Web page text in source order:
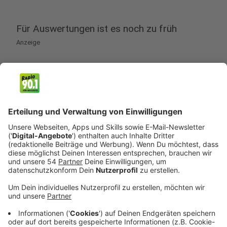
Für Auswertungen ist es noch zu früh
Anzeige
Die Auswirkungen des sogenannten Lockdowns auf
die Luftqualität lassen sich zum jetzigen Zeitpunkt
nur einen kurzfristigen Effekt. Fakt ist aber: Gibt es
weniger Verkehr und weniger Industrieprozesse,
werden weniger Emissionen produziert, hat das alles
zur Folge, das sich unsere Luftqualität positiv
verbessert. Das sagt das Umweltbundesamt. Wie groß
der Effekt sei, ist aber erst in 2021 absehbar.
Anzeige